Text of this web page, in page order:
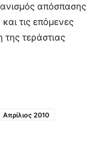
απόσπασης
τις επόμενες
της τεράστιας
Απρίλιος 2010